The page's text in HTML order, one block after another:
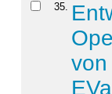
35.